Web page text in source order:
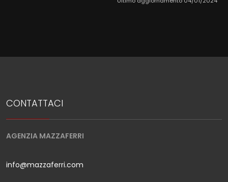
CONTATTACI
AGENZIA MAZZAFERRI
info@mazzaferri.com